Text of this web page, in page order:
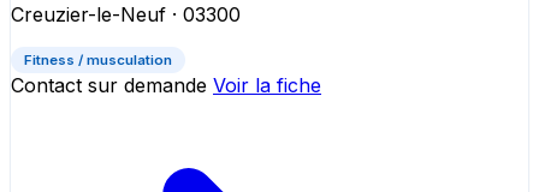
Creuzier-le-Neuf · 03300
Fitness / musculation
Contact sur demande Voir la fiche